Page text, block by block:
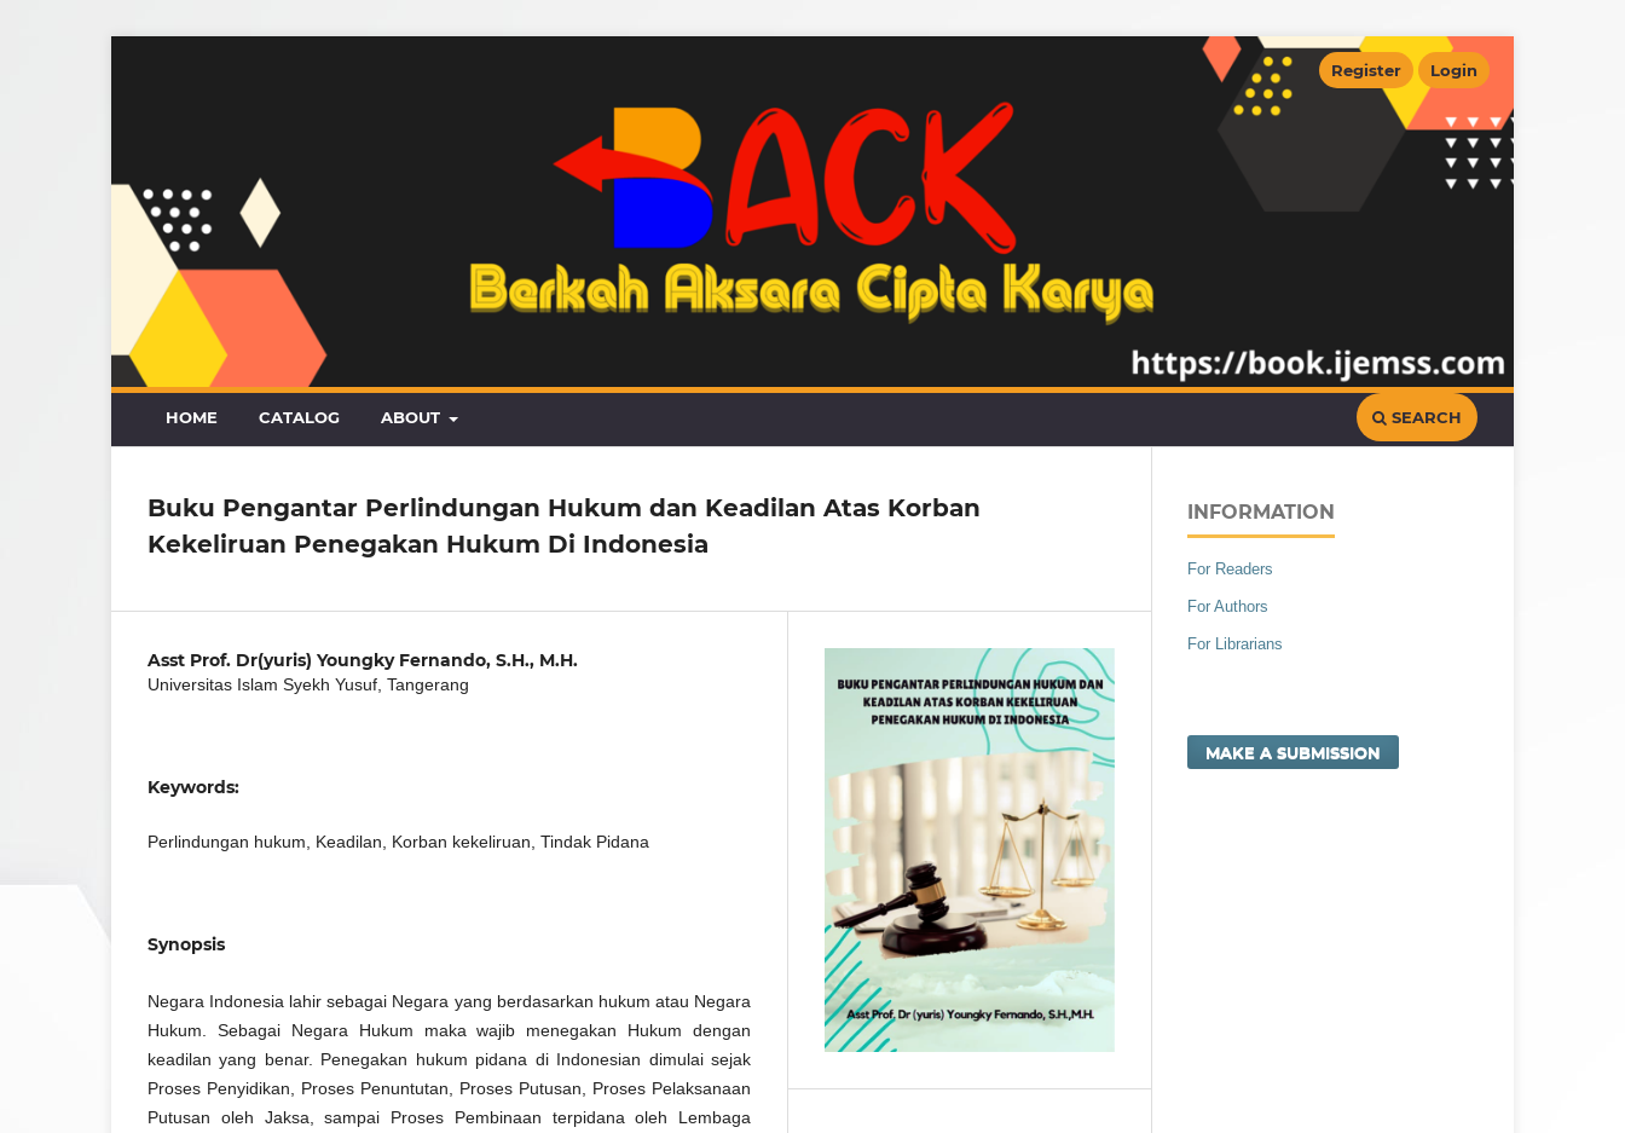
HOME CATALOG ABOUT SEARCH
Register Login
Buku Pengantar Perlindungan Hukum dan Keadilan Atas Korban
Kekeliruan Penegakan Hukum Di Indonesia
Asst Prof. Dr(yuris) Youngky Fernando, S.H., M.H.
Universitas Islam Syekh Yusuf, Tangerang
Keywords:
Perlindungan hukum, Keadilan, Korban kekeliruan, Tindak Pidana
Synopsis
Negara Indonesia lahir sebagai Negara yang berdasarkan hukum atau Negara
Hukum. Sebagai Negara Hukum maka wajib menegakan Hukum dengan
keadilan yang benar. Penegakan hukum pidana di Indonesian dimulai sejak
Proses Penyidikan, Proses Penuntutan, Proses Putusan, Proses Pelaksanaan
Putusan oleh Jaksa, sampai Proses Pembinaan terpidana oleh Lembaga
INFORMATION
For Readers
For Authors
For Librarians
MAKE A SUBMISSION